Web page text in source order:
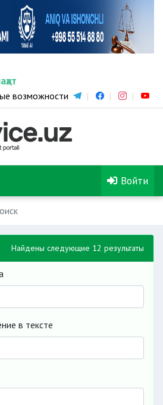
возможности
Войти
Найдены следующие 12 результаты
в тексте